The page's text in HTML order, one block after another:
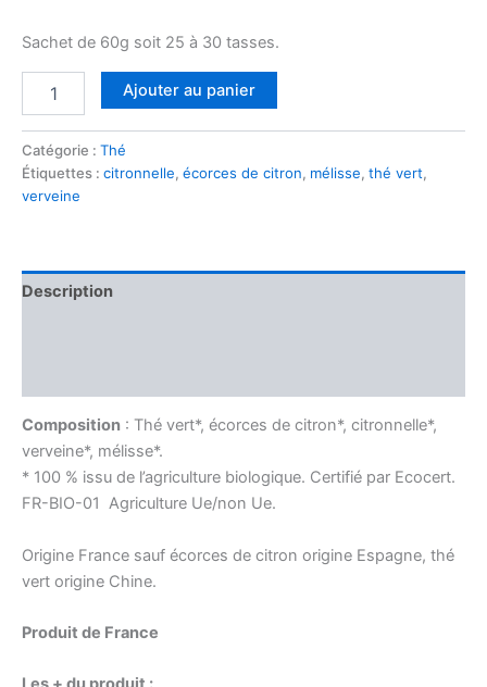
Sachet de 60g soit 25 à 30 tasses.
vert
bio
Citronné
Ajouter au panier
Catégorie : Thé
Étiquettes : citronnelle, écorces de citron, mélisse, thé vert,
verveine
Description
Composition : Thé vert*, écorces de citron*, citronnelle*,
verveine*, mélisse*.
* 100 % issu de l’agriculture biologique. Certifié par Ecocert.
FR-BIO-01 Agriculture Ue/non Ue.
Origine France sauf écorces de citron origine Espagne, thé
vert origine Chine.
Produit de France